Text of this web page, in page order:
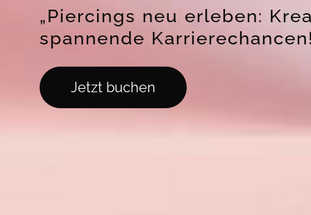
„Piercings neu erleben:
spannende
Jetzt buchen